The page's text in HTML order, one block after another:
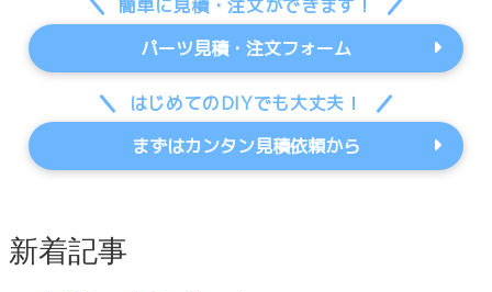
簡単に見積・注文ができます！
パーツ見積・注文フォーム
はじめてのDIYでも大丈夫！
まずはカンタン見積依頼から
新着記事